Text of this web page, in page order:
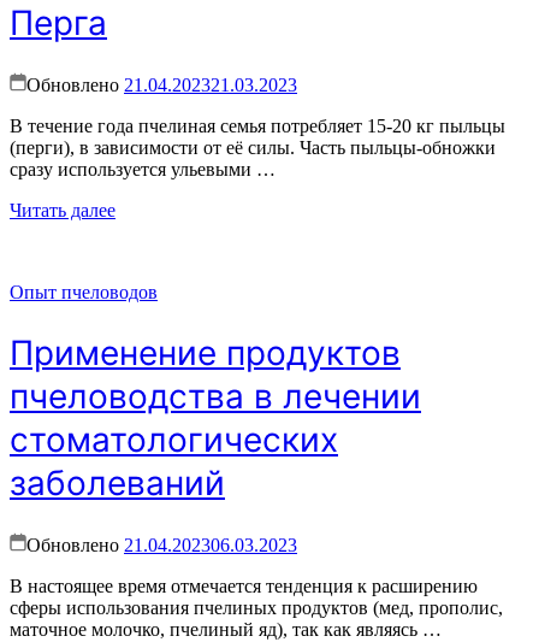
Перга
Обновлено 21.04.202321.03.2023
В течение года пчелиная семья потребляет 15-20 кг пыльцы
(перги), в зависимости от её силы. Часть пыльцы-обножки
сразу используется ульевыми …
Читать далее
Опыт пчеловодов
Применение продуктов
пчеловодства в лечении
стоматологических
заболеваний
Обновлено 21.04.202306.03.2023
В настоящее время отмечается тенденция к расширению
сферы использования пчелиных продуктов (мед, прополис,
маточное молочко, пчелиный яд), так как являясь …